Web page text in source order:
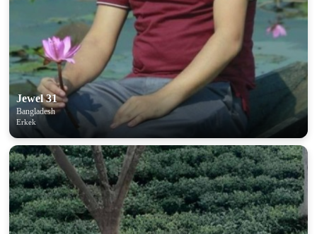
Jewel 31
Bangladesh
Erkek